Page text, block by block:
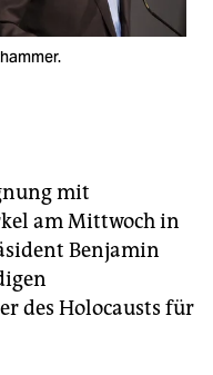
mit
am Mittwoch in
Benjamin
des Holocausts für